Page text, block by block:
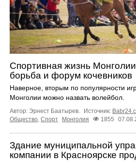
Спортивная жизнь
борьба и форум кочевников
Наверное, вторым по популярности
Монголии можно назвать волейбол.
Автор: Эрнест Баатырев. Источник:
Общество, Спорт Монголия 1855
Здание муниципальной
компании в Красноярске